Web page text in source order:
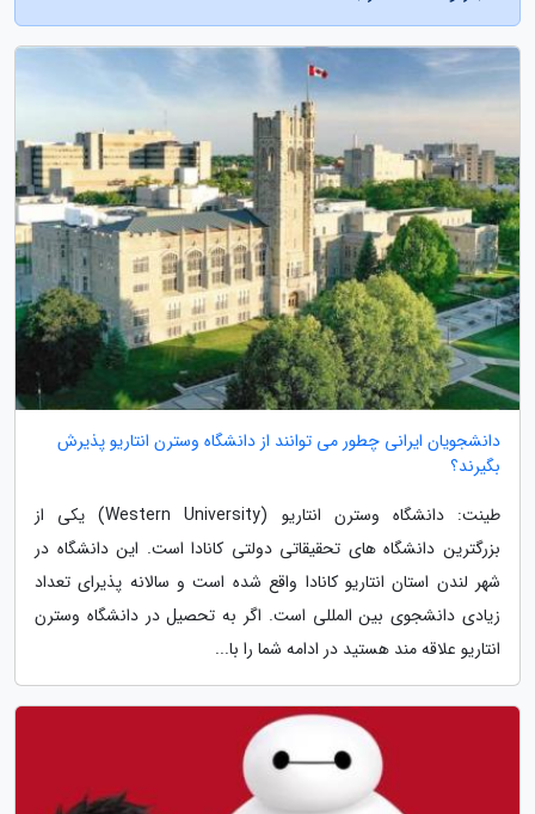
دانشجویان ایرانی چطور می توانند از دانشگاه وسترن انتاریو پذیرش
بگیرند؟
طینت: دانشگاه وسترن انتاریو (Western University) یکی از
بزرگترین دانشگاه های تحقیقاتی دولتی کانادا است. این دانشگاه در
شهر لندن استان انتاریو کانادا واقع شده است و سالانه پذیرای تعداد
زیادی دانشجوی بین المللی است. اگر به تحصیل در دانشگاه وسترن
انتاریو علاقه مند هستید در ادامه شما را با...